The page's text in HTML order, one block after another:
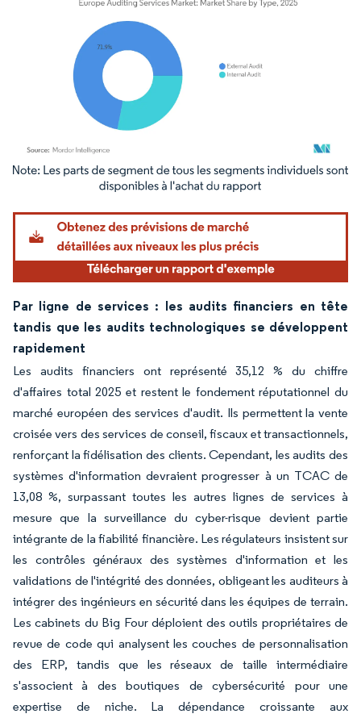
Image © Mordor Intelligence. La réutilisation nécessite une attribution sous CC BY
Par ligne de services : les audits financiers en tête
tandis que les audits technologiques se développent
rapidement
Les audits financiers ont représenté 35,12 % du chiffre
d'affaires total 2025 et restent le fondement réputationnel du
marché européen des services d'audit. Ils permettent la vente
croisée vers des services de conseil, fiscaux et transactionnels,
renforçant la fidélisation des clients. Cependant, les audits des
systèmes d'information devraient progresser à un TCAC de
13,08 %, surpassant toutes les autres lignes de services à
mesure que la surveillance du cyber-risque devient partie
intégrante de la fiabilité financière. Les régulateurs insistent sur
les contrôles généraux des systèmes d'information et les
validations de l'intégrité des données, obligeant les auditeurs à
intégrer des ingénieurs en sécurité dans les équipes de terrain.
Les cabinets du Big Four déploient des outils propriétaires de
revue de code qui analysent les couches de personnalisation
des ERP, tandis que les réseaux de taille intermédiaire
s'associent à des boutiques de cybersécurité pour une
expertise de niche. La dépendance croissante aux